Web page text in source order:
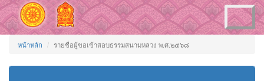
Toggle
navigation
หน้าหลัก รายชื่อผู้ขอเข้าสอบธรรมสนามหลวง พ.ศ.๒๕๖๘